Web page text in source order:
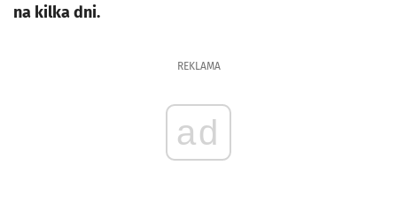
na kilka dni.
REKLAMA
ad